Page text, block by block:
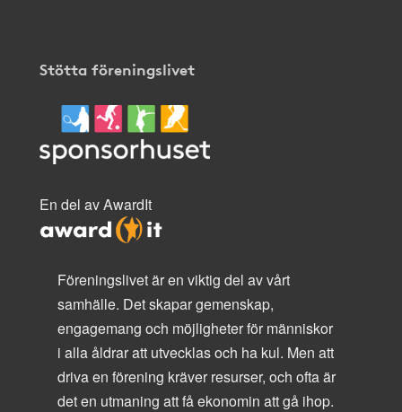
Stötta föreningslivet
En del av AwardIt
Föreningslivet är en viktig del av vårt
samhälle. Det skapar gemenskap,
engagemang och möjligheter för människor
i alla åldrar att utvecklas och ha kul. Men att
driva en förening kräver resurser, och ofta är
det en utmaning att få ekonomin att gå ihop.